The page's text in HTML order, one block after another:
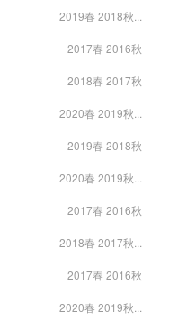
2019春 2018秋...
2017春 2016秋
2018春 2017秋
2020春 2019秋...
2019春 2018秋
2020春 2019秋...
2017春 2016秋
2018春 2017秋...
2017春 2016秋
2020春 2019秋...